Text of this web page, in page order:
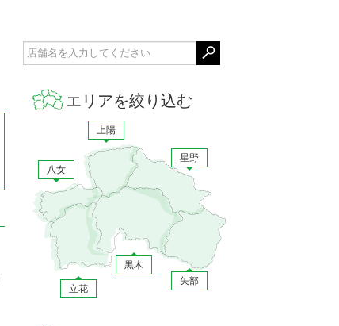
エリアを絞り込む
八女
上陽
黒木
立花
星野
矢部